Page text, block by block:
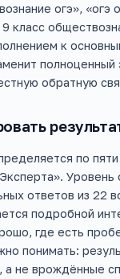
огэ», «огэ
класс
к
полноценный
обратную
по
Уровень
ответов из 22
подробной
где есть
понимать:
а не врождённые